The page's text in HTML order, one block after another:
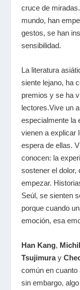
cruce de
mundo, han
gestos, se han
sensibilidad.
La literatura
siente lejano, ha
premios y se ha
lectores.Vive un
especialmente la
vienen a explicar
espera de ellas.
conocen: la
sostener el dolor,
empezar.
Seúl, se sienten
porque cuando
emoción, esa
Han Kang,
Tsujimuray
común en cuanto
sin embargo,